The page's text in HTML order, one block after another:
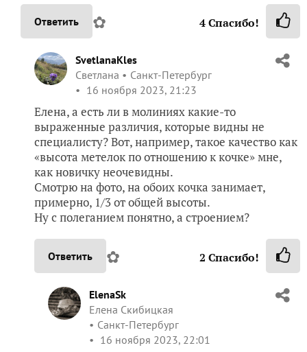
Ответить ✿ 4Спасибо!
SvetlanaKles
Светлана
Санкт-Петербург
16 ноября 2023, 21:23
Елена, а есть ли в молиниях какие-то
выраженные различия, которые видны не
специалисту? Вот, например, такое качество как
«высота метелок по отношению к кочке» мне,
как новичку неочевидны.
Смотрю на фото, на обоих кочка занимает,
примерно, 1/3 от общей высоты.
Ну с полеганием понятно, а строением?
Ответить ✿ 2 Спасибо!
ElenaSk
Елена Скибицкая
Санкт-Петербург
16 ноября 2023, 22:01